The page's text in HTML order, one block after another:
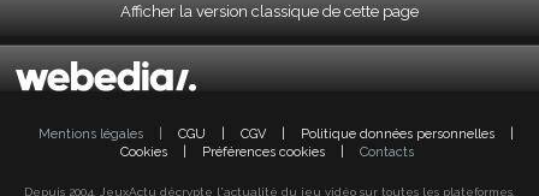
Afficher la version classique de cette page
Mentions légales CGU CGV Politique données personnelles
Cookies
Préférences cookies Contacts
Depuis 2004, JeuxActu décrypte l'actualité du jeu vidéo sur toutes les plateformes.